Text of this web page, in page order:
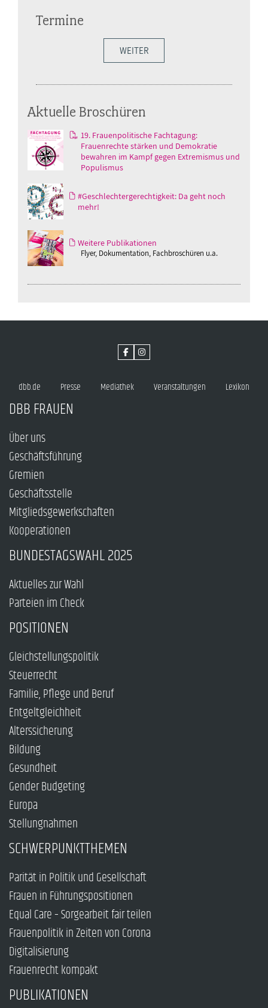
Termine
WEITER
Aktuelle Broschüren
19. Frauenpolitische Fachtagung:
Frauenrechte stärken und Demokratie
bewahren im Kampf gegen Extremismus und
Populismus
#Geschlechtergerechtigkeit: Da geht noch
mehr!
Weitere Publikationen
Flyer, Dokumentation, Fachbroschüren u.a.
dbb.de Presse Mediathek Veranstaltungen Lexikon
DBB FRAUEN
Über uns
Geschäftsführung
Gremien
Geschäftsstelle
Mitgliedsgewerkschaften
Kooperationen
BUNDESTAGSWAHL 2025
Aktuelles zur Wahl
Parteien im Check
POSITIONEN
Gleichstellungspolitik
Steuerrecht
Familie, Pflege und Beruf
Entgeltgleichheit
Alterssicherung
Bildung
Gesundheit
Gender Budgeting
Europa
Stellungnahmen
SCHWERPUNKTTHEMEN
Parität in Politik und Gesellschaft
Frauen in Führungspositionen
Equal Care – Sorgearbeit fair teilen
Frauenpolitik in Zeiten von Corona
Digitalisierung
Frauenrecht kompakt
PUBLIKATIONEN